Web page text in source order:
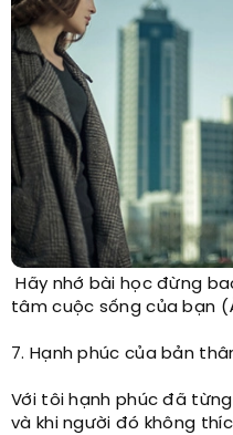
Hãy nhớ bài học đừng
tâm cuộc sống của bạn
7. Hạnh phúc của bản
Với tôi hạnh phúc đã
và khi người đó không